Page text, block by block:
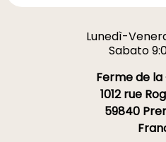
Lunedì-
Sabato
Ferme de
1012 rue
59840